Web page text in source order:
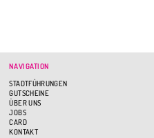
NAVIGATION
STADTFÜHRUNGEN
GUTSCHEINE
ÜBER UNS
JOBS
CARD
KONTAKT